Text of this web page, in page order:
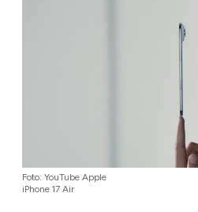
Foto: YouTube Apple
iPhone 17 Air